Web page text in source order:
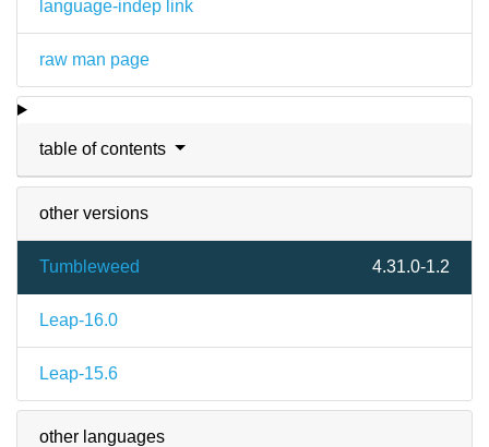
language-indep link
raw man page
table of contents
other versions
Tumbleweed 4.31.0-1.2
Leap-16.0
Leap-15.6
other languages